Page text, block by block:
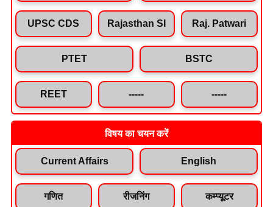
UPSC CDS Rajasthan SI Raj. Patwari
PTET BSTC
REET ----- -----
विषय का चयन करें
Current Affairs English
गणित रीजनिंग कम्प्यूटर